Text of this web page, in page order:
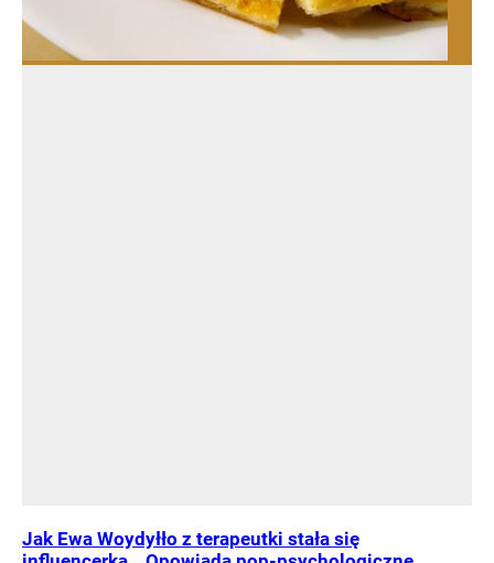
Jak Ewa Woydyłło z terapeutki stała się